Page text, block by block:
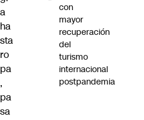
a
ha
sta
ro
pa
,
pa
sa
con
mayor
recuperación
del
turismo
internacional
postpandemia